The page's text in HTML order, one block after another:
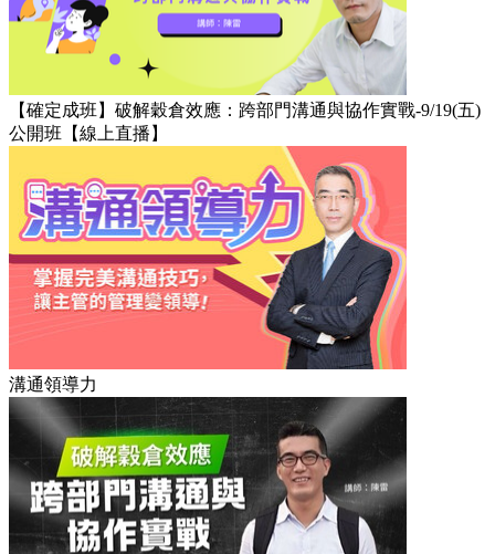
【確定成班】破解穀倉效應：跨部門溝通與協作實戰-9/19(五)
公開班【線上直播】
溝通領導力